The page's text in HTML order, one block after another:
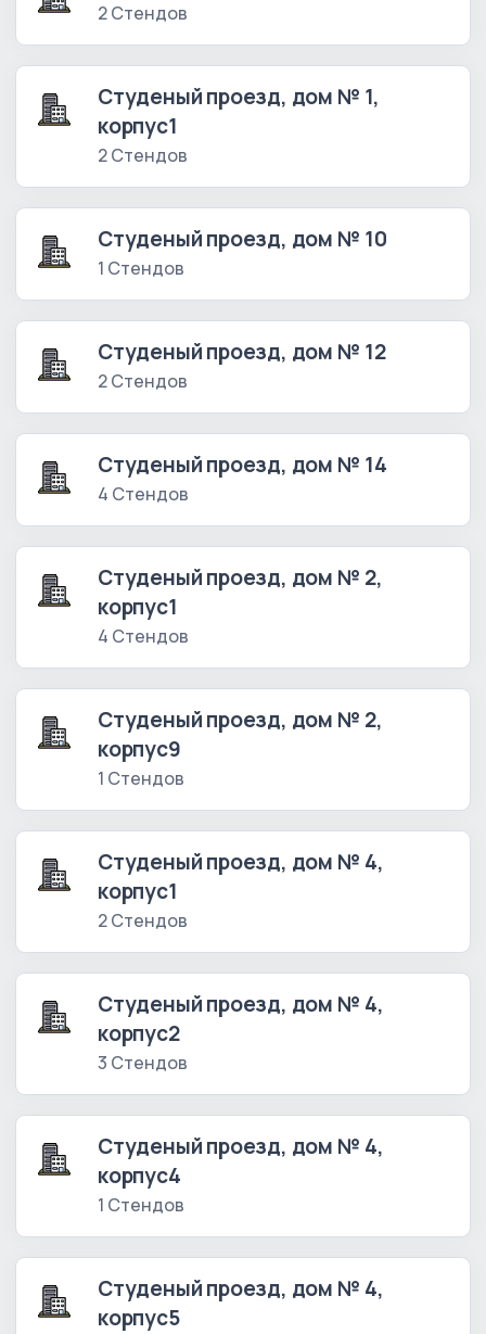
2 Стендов
Студеный проезд, дом № 1,
корпус1
2 Стендов
Студеный проезд, дом № 10
1 Стендов
Студеный проезд, дом № 12
2 Стендов
Студеный проезд, дом № 14
4 Стендов
Студеный проезд, дом № 2,
корпус1
4 Стендов
Студеный проезд, дом № 2,
корпус9
1 Стендов
Студеный проезд, дом № 4,
корпус1
2 Стендов
Студеный проезд, дом № 4,
корпус2
3 Стендов
Студеный проезд, дом № 4,
корпус4
1 Стендов
Студеный проезд, дом № 4,
корпус5